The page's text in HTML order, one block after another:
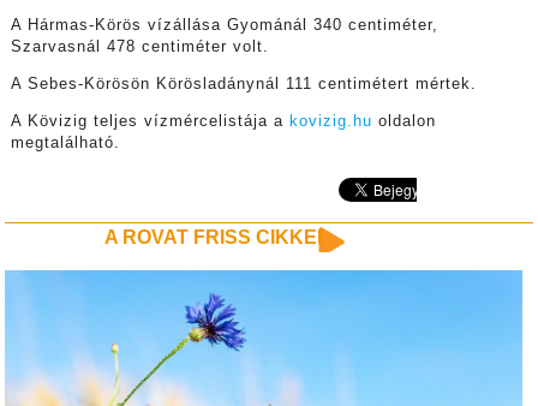
A Hármas-Körös vízállása Gyománál 340 centiméter,
Szarvasnál 478 centiméter volt.
A Sebes-Körösön Körösladánynál 111 centimétert mértek.
A Kövizig teljes vízmércelistája a kovizig.hu oldalon
megtalálható.
A ROVAT FRISS CIKKEI